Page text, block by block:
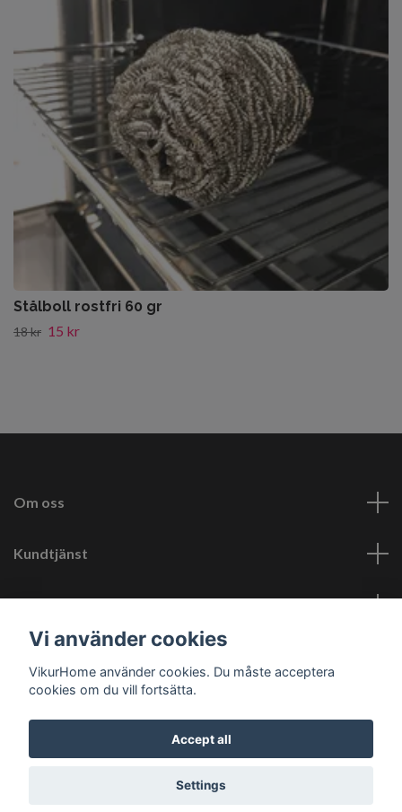
Stålboll rostfri 60 gr
18 kr 15 kr
Om oss
Kundtjänst
Läs mer
© 2026 Vikur Home
Vi använder cookies
VikurHome använder cookies. Du måste acceptera
cookies om du vill fortsätta.
Accept all
Settings